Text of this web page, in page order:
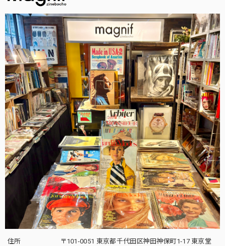
住所
〒101-0051 東京都千代田区神田神保町1-17 東京堂